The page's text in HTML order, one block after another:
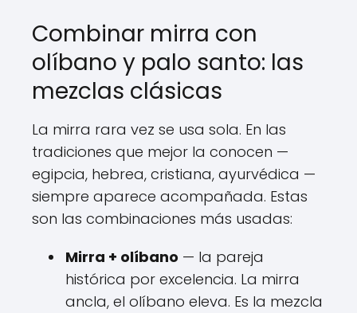
Combinar mirra con
olíbano y palo santo: las
mezclas clásicas
La mirra rara vez se usa sola. En las
tradiciones que mejor la conocen —
egipcia, hebrea, cristiana, ayurvédica —
siempre aparece acompañada. Estas
son las combinaciones más usadas:
Mirra + olíbano — la pareja
histórica por excelencia. La mirra
ancla, el olíbano eleva. Es la mezcla